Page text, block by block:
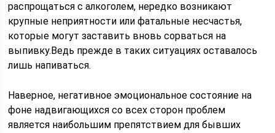
распрощаться с алкоголем, нередко возникают
крупные неприятности или фатальные несчастья,
которые могут заставить вновь сорваться на
выпивку.Ведь прежде в таких ситуациях оставалось
лишь напиваться.
Наверное, негативное эмоциональное состояние на
фоне надвигающихся со всех сторон проблем
является наибольшим препятствием для бывших